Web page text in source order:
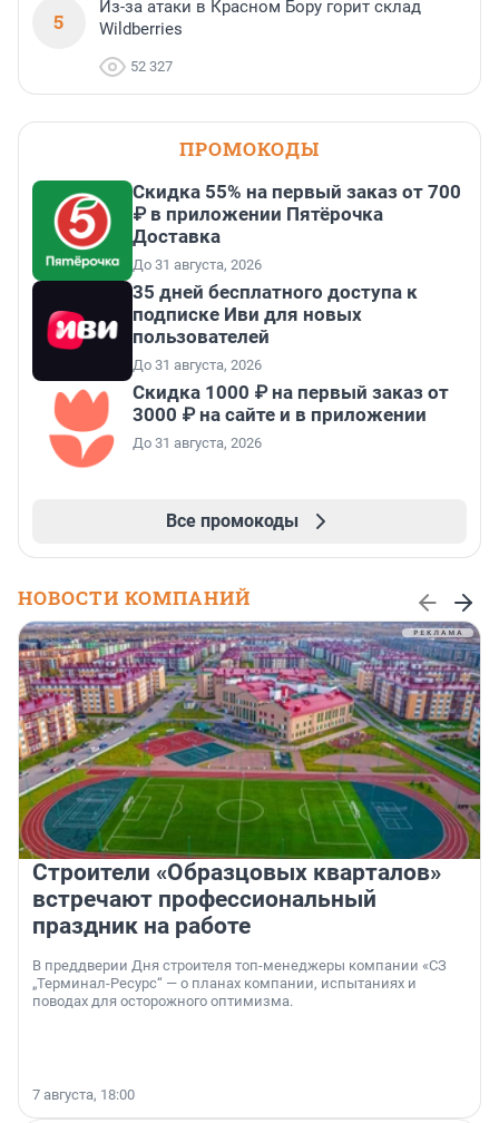
5
Из-за атаки в Красном Бору горит склад
Wildberries
52 327
ПРОМОКОДЫ
Скидка 55% на первый заказ от 700
₽ в приложении Пятёрочка
Доставка
До 31 августа, 2026
35 дней бесплатного доступа к
подписке Иви для новых
пользователей
До 31 августа, 2026
Скидка 1000 ₽ на первый заказ от
3000 ₽ на сайте и в приложении
До 31 августа, 2026
Все промокоды
НОВОСТИ КОМПАНИЙ
Строители «Образцовых кварталов»
встречают профессиональный
праздник на работе
В преддверии Дня строителя топ-менеджеры компании «СЗ
„Терминал-Ресурс“ — о планах компании, испытаниях и
поводах для осторожного оптимизма.
7 августа, 18:00